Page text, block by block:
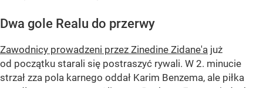
Dwa gole Realu do przerwy
Zawodnicy prowadzeni przez Zinedine Zidane'a już
od początku starali się postraszyć rywali. W 2. minucie
strzał zza pola karnego oddał Karim Benzema, ale piłka